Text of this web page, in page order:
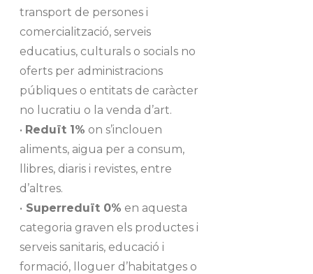
transport de persones i
comercialització, serveis
educatius, culturals o socials no
oferts per administracions
públiques o entitats de caràcter
no lucratiu o la venda d’art.
• Reduït 1% on s’inclouen
aliments, aigua per a consum,
llibres, diaris i revistes, entre
d’altres.
• Superreduït 0% en aquesta
categoria graven els productes i
serveis sanitaris, educació i
formació, lloguer d’habitatges o